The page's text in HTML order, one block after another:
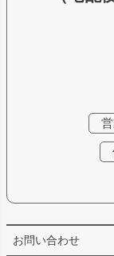
お問い合わせ